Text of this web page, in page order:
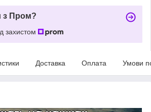
з Пром?
захистом
Доставка Оплата Умови